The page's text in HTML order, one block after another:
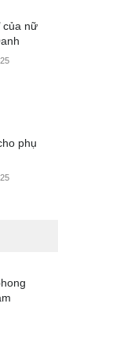
của nữ
phụ
Hoa